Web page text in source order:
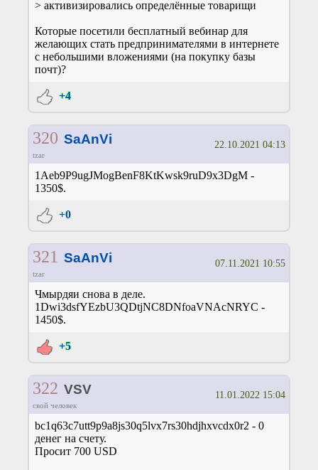
> активизировались определённые товарищи
Которые посетили бесплатный вебинар для
желающих стать предпринимателями в интернете
с небольшими вложениями (на покупку базы
почт)?
+4
320 SaAnVi
tzar
22.10.2021 04:13
1Aeb9P9ugJMogBenF8KtKwsk9ruD9x3DgM -
1350$.
+0
321 SaAnVi
tzar
07.11.2021 10:55
Чмырдяи снова в деле.
1Dwi3dsfYEzbU3QDtjNC8DNfoaVNAcNRYC -
1450$.
+5
322 VSV
свой человек
11.01.2022 15:04
bc1q63c7utt9p9a8js30q5lvx7rs30hdjhxvcdx0r2 - 0
денег на счету.
Просит 700 USD